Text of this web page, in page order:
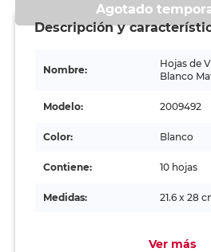
Agotado
Descripción y
Nombre:
Hojas de
Blanco
Modelo: 2009492
Color: Blanco
Contiene: 10 hojas
Medidas: 21.6 x 28
Ver más